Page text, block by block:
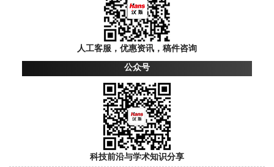
人工客服，优惠资讯，稿件咨询
公众号
科技前沿与学术知识分享